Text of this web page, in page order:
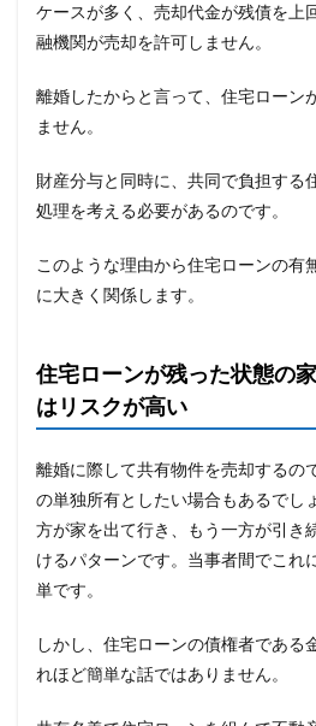
ケースが多く、売却代金が残債を上
融機関が売却を許可しません。
離婚したからと言って、住宅ローン
ません。
財産分与と同時に、共同で負担する
処理を考える必要があるのです。
このような理由から住宅ローンの有
に大きく関係します。
住宅ローンが残った状態の
はリスクが高い
離婚に際して共有物件を売却するの
の単独所有としたい場合もあるでし
方が家を出て行き、もう一方が引き
けるパターンです。当事者間でこれ
単です。
しかし、住宅ローンの債権者である
れほど簡単な話ではありません。